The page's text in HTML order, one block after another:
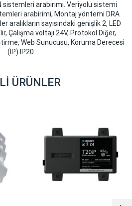
sistemleri arabirimi. Veriyolu sistemi
arabirimi, Montaj yöntemi DRA
aralıkların sayısındaki genişlik 2, LED
Çalışma voltajı 24V, Protokol Diğer,
Web Sunucusu, Koruma Derecesi
(IP) IP20
ÜRÜNLER